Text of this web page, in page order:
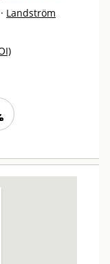
· Landström